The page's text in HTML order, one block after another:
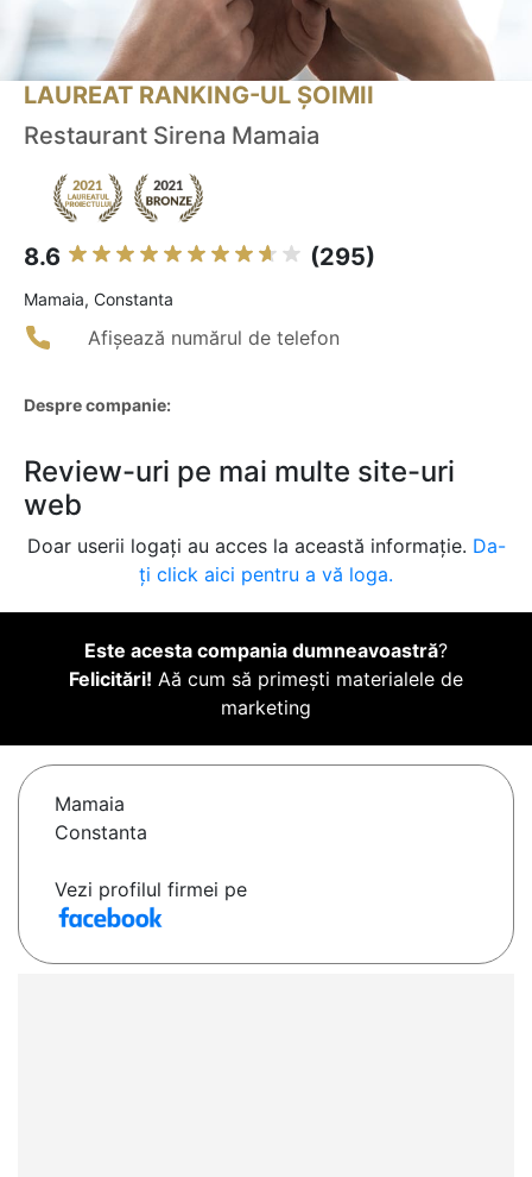
LAUREAT RANKING-UL ȘOIMII
Restaurant Sirena Mamaia
8.6 (295)
Mamaia, Constanta
Afișează numărul de telefon
Despre companie:
Review-uri pe mai multe site-uri
web
Doar userii logați au acces la această informație. Da-
ți click aici pentru a vă loga.
Este acesta compania dumneavoastră?
Felicitări! Aă cum să primești materialele de
marketing
Mamaia
Constanta
Vezi profilul firmei pe